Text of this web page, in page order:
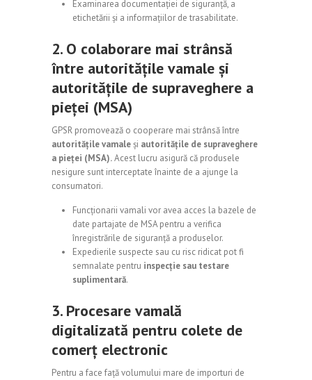
Examinarea documentației de siguranță, a
etichetării și a informațiilor de trasabilitate.
2. O colaborare mai strânsă
între autoritățile vamale și
autoritățile de supraveghere a
pieței (MSA)
GPSR promovează o cooperare mai strânsă între
autoritățile vamaleși autoritățile de supraveghere
a pieței (MSA).Acest lucru asigură că produsele
nesigure sunt interceptate înainte de a ajunge la
consumatori.
Funcționarii vamali vor avea acces la bazele de
date partajate de MSA pentru a verifica
înregistrările de siguranță a produselor.
Expedierile suspecte sau cu risc ridicat pot fi
semnalate pentru inspecție sau testare
suplimentară.
3. Procesare vamală
digitalizată pentru colete de
comerț electronic
Pentru a face față volumului mare de importuri de